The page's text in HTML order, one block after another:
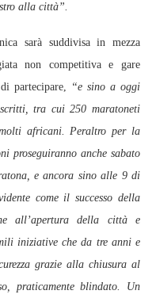
alla città”.
sarà suddivisa in mezza
non competitiva e gare
partecipare, “e sino a oggi
tra cui 250 maratoneti
africani. Peraltro per la
proseguiranno anche sabato
e ancora sino alle 9 di
come il successo della
all’apertura della città e
iniziative che da tre anni e
grazie alla chiusura al
praticamente blindato. Un